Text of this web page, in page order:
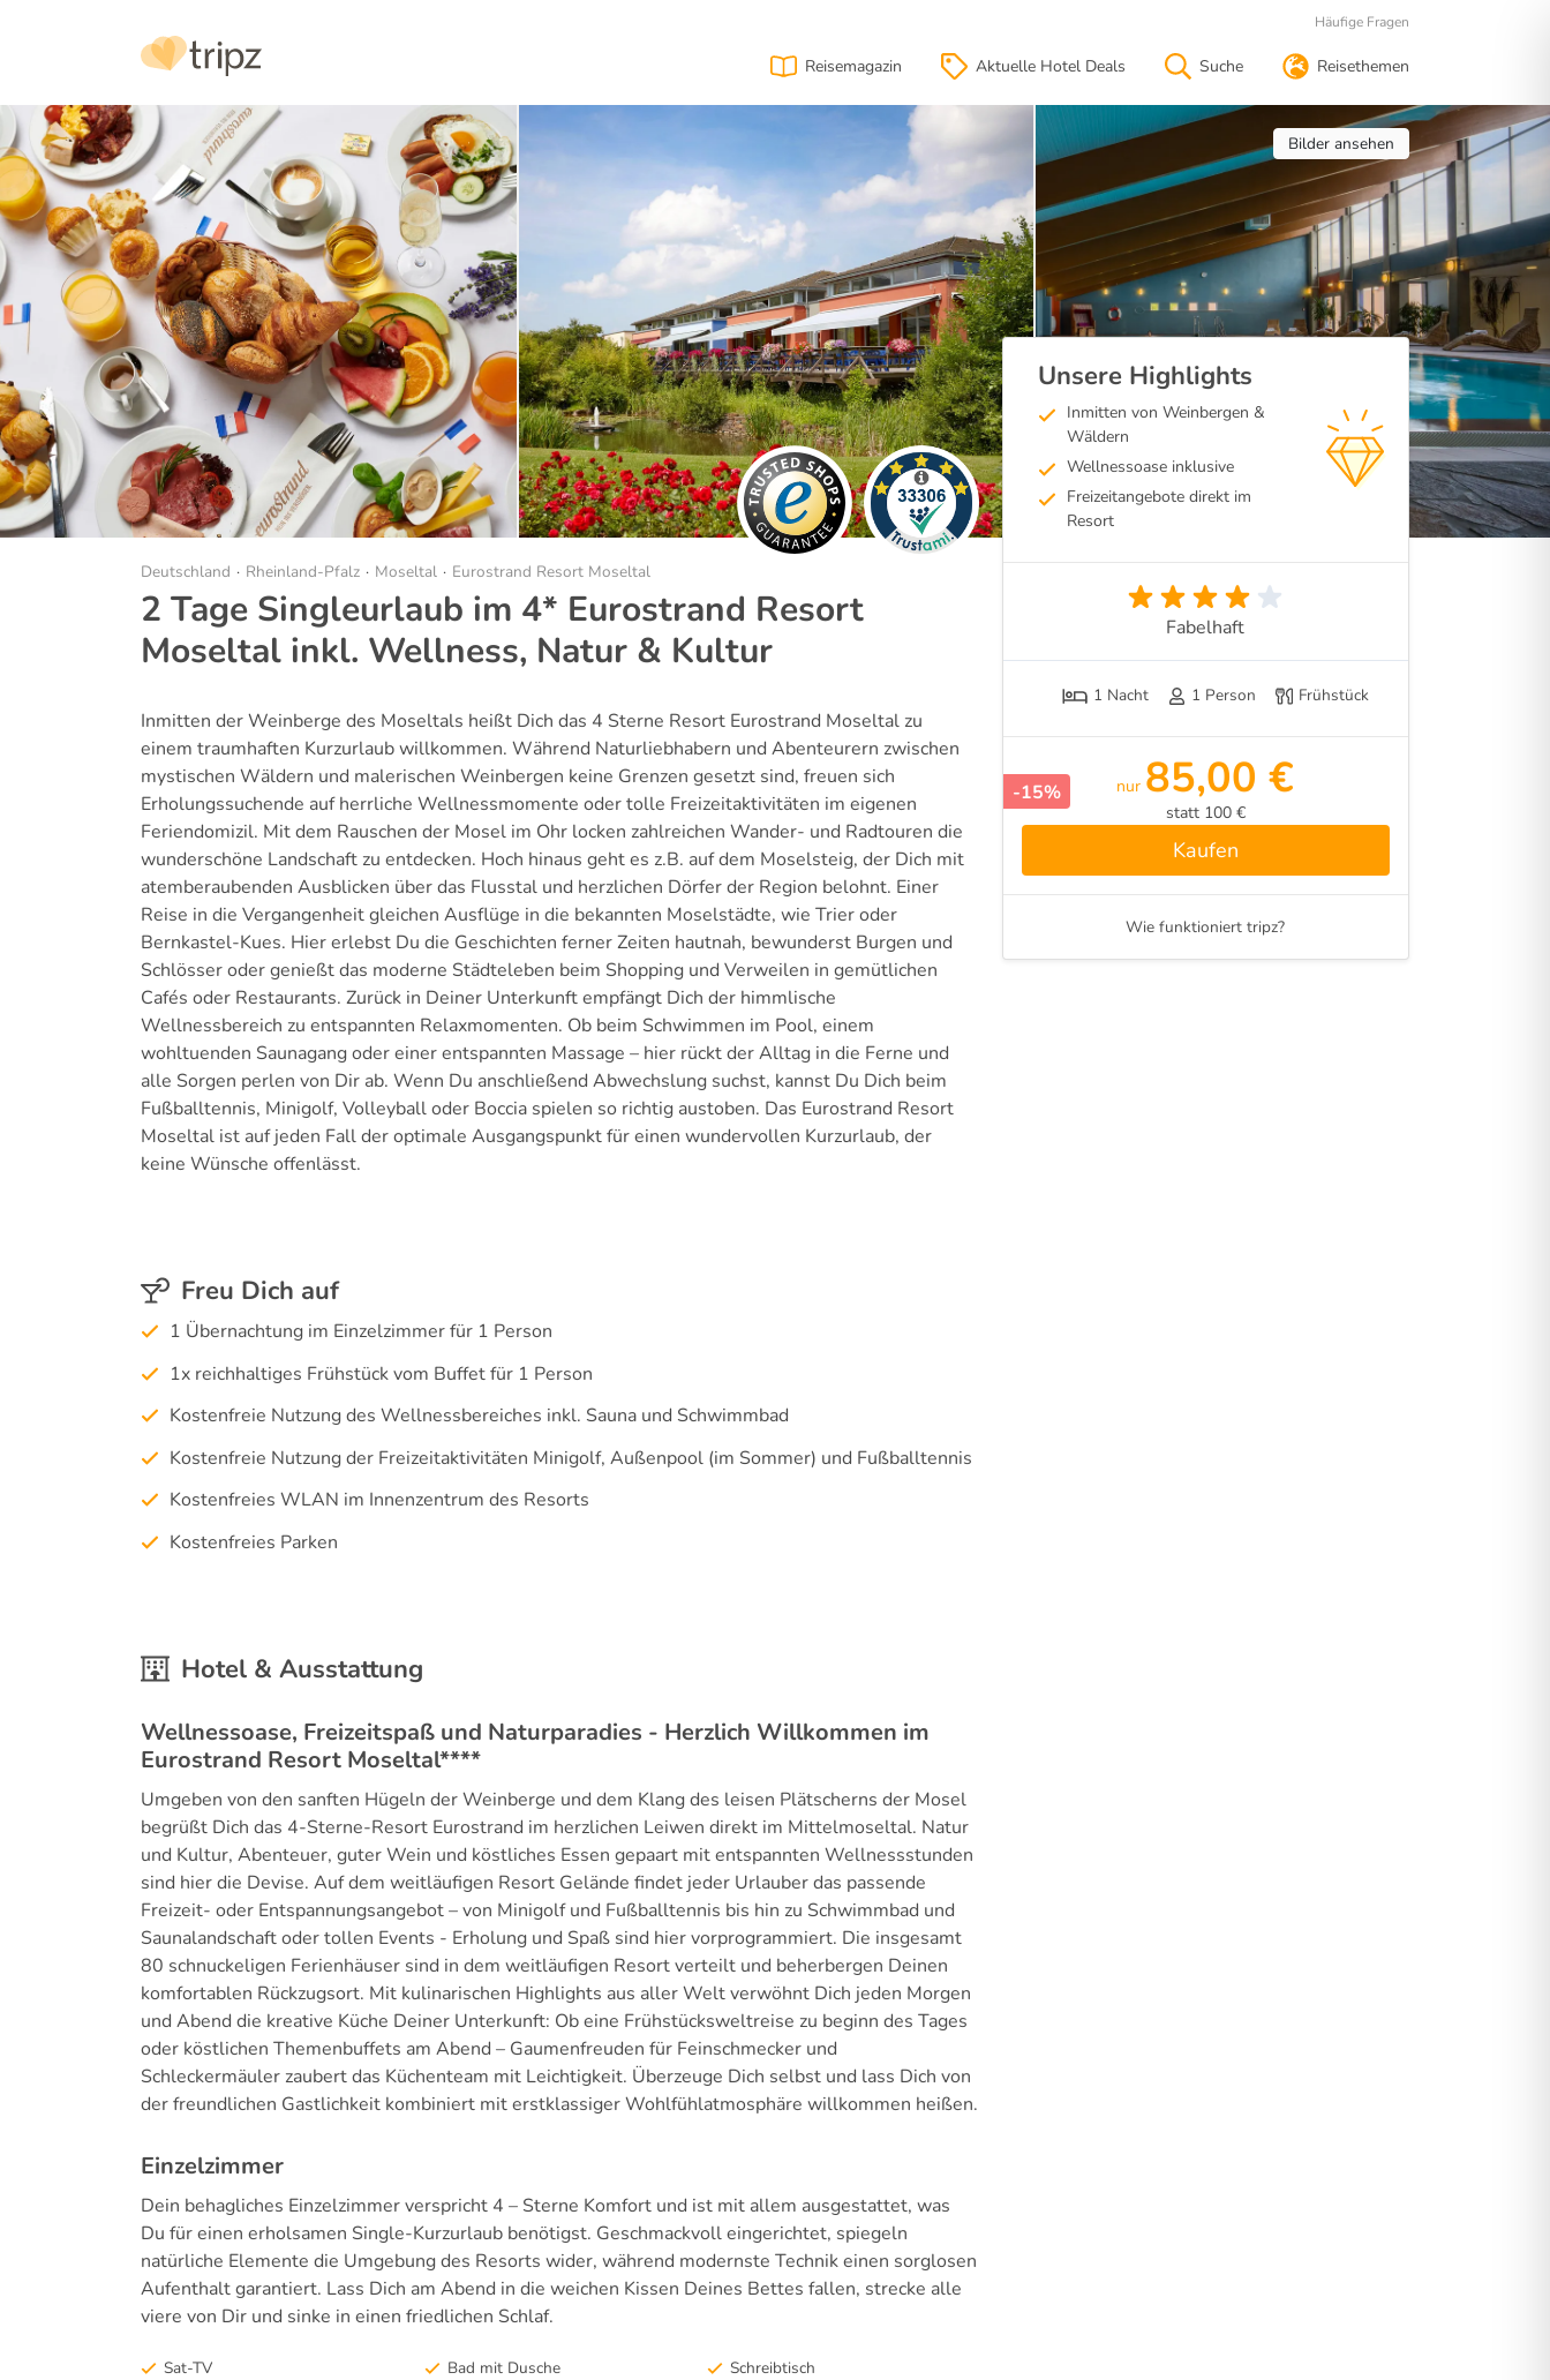
Reisemagazin Aktuelle Hotel Deals Suche Reisethemen
Häufige Fragen
Bilder ansehen
Hotel& Ausstattung Bilder Urlaubs region Lage& Anfahrt
Deutschland Rheinland-Pfalz Moseltal Eurostrand Resort Moseltal
2 Tage Singleurlaub im 4* Eurostrand Resort
Moseltal inkl. Wellness, Natur & Kultur
Inmitten der Weinberge des Moseltals heißt Dich das 4 Sterne Resort Eurostrand Moseltal zu
einem traumhaften Kurzurlaub willkommen. Während Naturliebhabern und Abenteurern zwischen
mystischen Wäldern und malerischen Weinbergen keine Grenzen gesetzt sind, freuen sich
Erholungssuchende auf herrliche Wellnessmomente oder tolle Freizeitaktivitäten im eigenen
Feriendomizil. Mit dem Rauschen der Mosel im Ohr locken zahlreichen Wander- und Radtouren die
wunderschöne Landschaft zu entdecken. Hoch hinaus geht es z.B. auf dem Moselsteig, der Dich mit
atemberaubenden Ausblicken über das Flusstal und herzlichen Dörfer der Region belohnt. Einer
Reise in die Vergangenheit gleichen Ausflüge in die bekannten Moselstädte, wie Trier oder
Bernkastel-Kues. Hier erlebst Du die Geschichten ferner Zeiten hautnah, bewunderst Burgen und
Schlösser oder genießt das moderne Städteleben beim Shopping und Verweilen in gemütlichen
Cafés oder Restaurants. Zurück in Deiner Unterkunft empfängt Dich der himmlische
Wellnessbereich zu entspannten Relaxmomenten. Ob beim Schwimmen im Pool, einem
wohltuenden Saunagang oder einer entspannten Massage – hier rückt der Alltag in die Ferne und
alle Sorgen perlen von Dir ab. Wenn Du anschließend Abwechslung suchst, kannst Du Dich beim
Fußballtennis, Minigolf, Volleyball oder Boccia spielen so richtig austoben. Das Eurostrand Resort
Moseltal ist auf jeden Fall der optimale Ausgangspunkt für einen wundervollen Kurzurlaub, der
keine Wünsche offenlässt.
Freu Dich auf
1 Übernachtung im Einzelzimmer für 1 Person
1x reichhaltiges Frühstück vom Buffet für 1 Person
Kostenfreie Nutzung des Wellnessbereiches inkl. Sauna und Schwimmbad
Kostenfreie Nutzung der Freizeitaktivitäten Minigolf, Außenpool (im Sommer) und Fußballtennis
Kostenfreies WLAN im Innenzentrum des Resorts
Kostenfreies Parken
Hotel & Ausstattung
Wellnessoase, Freizeitspaß und Naturparadies - Herzlich Willkommen im
Eurostrand Resort Moseltal****
Umgeben von den sanften Hügeln der Weinberge und dem Klang des leisen Plätscherns der Mosel
begrüßt Dich das 4-Sterne-Resort Eurostrand im herzlichen Leiwen direkt im Mittelmoseltal. Natur
und Kultur, Abenteuer, guter Wein und köstliches Essen gepaart mit entspannten Wellnessstunden
sind hier die Devise. Auf dem weitläufigen Resort Gelände findet jeder Urlauber das passende
Freizeit- oder Entspannungsangebot – von Minigolf und Fußballtennis bis hin zu Schwimmbad und
Saunalandschaft oder tollen Events - Erholung und Spaß sind hier vorprogrammiert. Die insgesamt
80 schnuckeligen Ferienhäuser sind in dem weitläufigen Resort verteilt und beherbergen Deinen
komfortablen Rückzugsort. Mit kulinarischen Highlights aus aller Welt verwöhnt Dich jeden Morgen
und Abend die kreative Küche Deiner Unterkunft: Ob eine Frühstücksweltreise zu beginn des Tages
oder köstlichen Themenbuffets am Abend – Gaumenfreuden für Feinschmecker und
Schleckermäuler zaubert das Küchenteam mit Leichtigkeit. Überzeuge Dich selbst und lass Dich von
der freundlichen Gastlichkeit kombiniert mit erstklassiger Wohlfühlatmosphäre willkommen heißen.
Einzelzimmer
Dein behagliches Einzelzimmer verspricht 4 – Sterne Komfort und ist mit allem ausgestattet, was
Du für einen erholsamen Single-Kurzurlaub benötigst. Geschmackvoll eingerichtet, spiegeln
natürliche Elemente die Umgebung des Resorts wider, während modernste Technik einen sorglosen
Aufenthalt garantiert. Lass Dich am Abend in die weichen Kissen Deines Bettes fallen, strecke alle
viere von Dir und sinke in einen friedlichen Schlaf.
Sat-TV
Bad mit Dusche
Schreibtisch
Unsere Highlights
Inmitten von Weinbergen &
Wäldern
Wellnessoase inklusive
Freizeitangebote direkt im
Resort
Fabelhaft
1 Nacht 1 Person Frühstück
-15% nur 85,00 €
statt 100 €
Kaufen
Wie funktioniert tripz?